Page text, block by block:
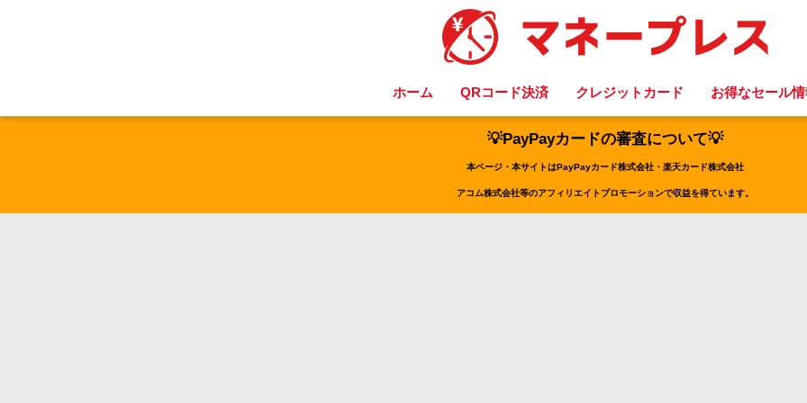
ホーム QRコード決済 クレジットカード お得なセール
💡PayPayカードの審査について💡
本ページ・本サイトはPayPayカード株式会社・楽天カード株式会社
アコム株式会社等のアフィリエイトプロモーションで収益を得ています。